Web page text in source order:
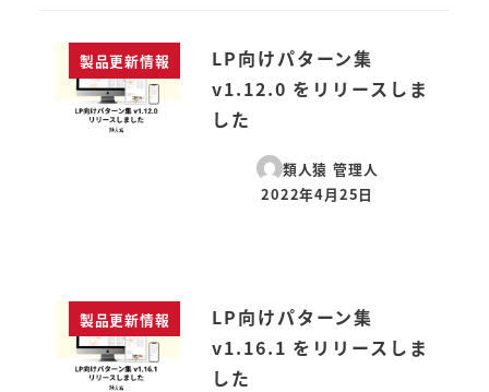
製品更新情報
LP向けパターン集
v1.12.0 をリリースしま
した
類人猿 管理人
投稿日
2022年4月25日
製品更新情報
LP向けパターン集
v1.16.1 をリリースしま
した